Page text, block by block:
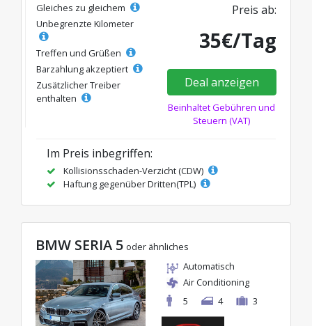
Gleiches zu gleichem
Unbegrenzte Kilometer
Treffen und Grüßen
Barzahlung akzeptiert
Zusätzlicher Treiber
enthalten
Preis ab:
35€/Tag
Deal anzeigen
Beinhaltet Gebühren und
Steuern (VAT)
Im Preis inbegriffen:
Kollisionsschaden-Verzicht (CDW)
Haftung gegenüber Dritten(TPL)
BMW SERIA 5 oder ähnliches
Automatisch
Air Conditioning
5
4 3